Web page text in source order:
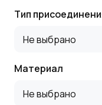
Тип
Не выбрано
Материал
Не выбрано